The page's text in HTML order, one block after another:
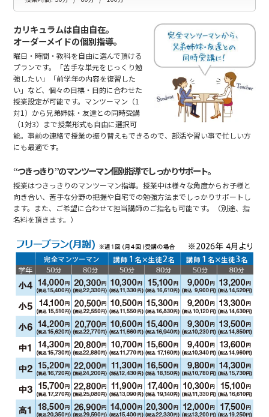
カリキュラムは自由自在。
オーダーメイドの個別指導。
曜日・時間・教科を自由に選んで頂ける
プランです。「苦手な単元をじっくり勉
強したい」「前学年の内容を復習した
い」など、個々の目標・目的に合わせた
授業設定が可能です。マンツーマン（1
対1）から兄弟姉妹・友達との同時受講
（1対3）まで授業形式も自由に選択可
能。事前の連絡で授業の振り替えもできるので、部活や習い事で忙しい方
にも最適です。
“つきっきり”のマンツーマン個別指導でしっかりサポート。
授業はつきっきりのマンツーマン指導。授業中は様々な角度からお子様と
向き合い、苦手な分野の把握や自宅での勉強方法までしっかりサポートし
ます。また、ご希望に合わせて担当講師のご指名も可能です。（別途、指
名料を頂きます。）